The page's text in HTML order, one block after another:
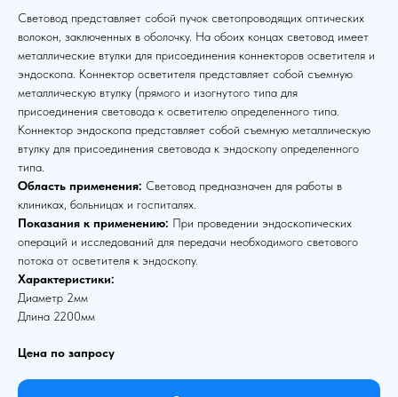
Световод представляет собой пучок светопроводящих оптических
волокон, заключенных в оболочку. На обоих концах световод имеет
металлические втулки для присоединения коннекторов осветителя и
эндоскопа. Коннектор осветителя представляет собой съемную
металлическую втулку (прямого и изогнутого типа для
присоединения световода к осветителю определенного типа.
Коннектор эндоскопа представляет собой съемную металлическую
втулку для присоединения световода к эндоскопу определенного
типа.
Область применения: Световод предназначен для работы в
клиниках, больницах и госпиталях.
Показания к применению: При проведении эндоскопических
операций и исследований для передачи необходимого светового
потока от осветителя к эндоскопу.
Характеристики:
Диаметр 2мм
Длина 2200мм
Цена по запросу